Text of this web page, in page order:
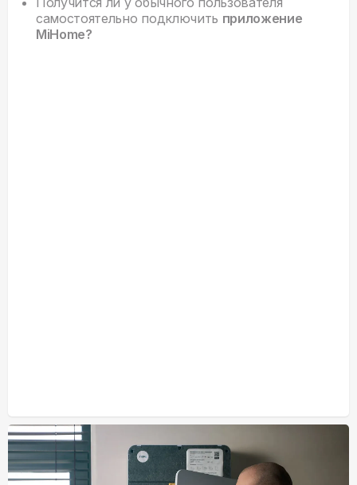
самостоятельно подключить приложение
MiHome?